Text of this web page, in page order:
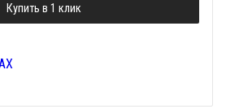
Купить в 1 клик